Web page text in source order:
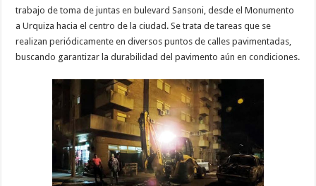
trabajo de toma de juntas en bulevard Sansoni, desde el Monumento
a Urquiza hacia el centro de la ciudad. Se trata de tareas que se
realizan periódicamente en diversos puntos de calles pavimentadas,
buscando garantizar la durabilidad del pavimento aún en condiciones.